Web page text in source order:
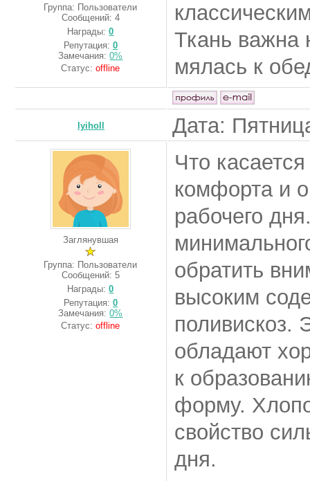
Группа: Пользователи
Сообщений: 4
Награды:0
Репутация: 0
Замечания:0%
Статус:offline
Ткань важна
мялась к
lyiholl Дата:
Заглянувшая
Группа: Пользователи
Сообщений: 5
Награды:0
Репутация: 0
Замечания:0%
Статус:offline
Что
комфорта и
рабочего
обратить
высоким
поливискоз.
обладают
к
форму.
свойство
дня.